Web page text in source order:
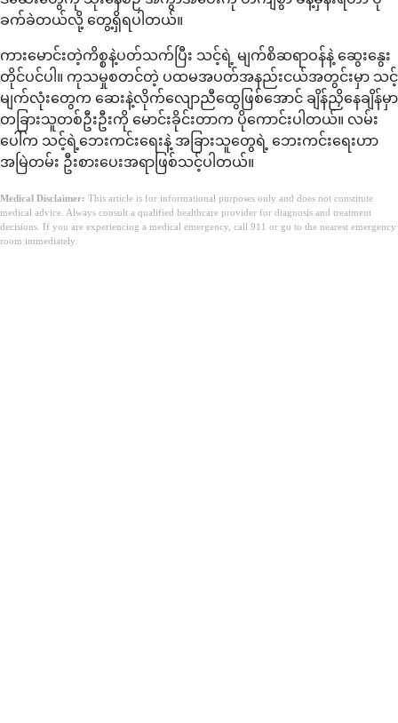
ခက်ခဲတယ်လို့ တွေ့ရှိရပါတယ်။
ကားမောင်းတဲ့ကိစ္စနဲ့ပတ်သက်ပြီး သင့်ရဲ့ မျက်စိဆရာဝန်နဲ့ ဆွေးနွေး
တိုင်ပင်ပါ။ ကုသမှုစတင်တဲ့ ပထမအပတ်အနည်းငယ်အတွင်းမှာ သင့်
မျက်လုံးတွေက ဆေးနဲ့လိုက်လျောညီထွေဖြစ်အောင် ချိန်ညှိနေချိန်မှာ
တခြားသူတစ်ဦးဦးကို မောင်းခိုင်းတာက ပိုကောင်းပါတယ်။ လမ်း
ပေါ်က သင့်ရဲ့ဘေးကင်းရေးနဲ့ အခြားသူတွေရဲ့ ဘေးကင်းရေးဟာ
အမြဲတမ်း ဦးစားပေးအရာဖြစ်သင့်ပါတယ်။
Medical Disclaimer: This article is for informational purposes only and does not constitute
medical advice. Always consult a qualified healthcare provider for diagnosis and treatment
decisions. If you are experiencing a medical emergency, call 911 or go to the nearest emergency
room immediately.